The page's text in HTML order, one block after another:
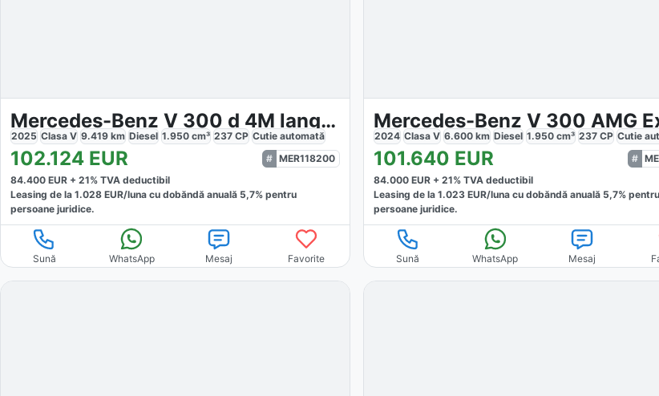
Mercedes-Benz V 300 d 4M lang AMG
2025 Clasa V 9.419 km Diesel 1.950 cm³ 237 CP Cutie automată
102.124 EUR
MER118200
84.400 EUR + 21% TVA deductibil
Leasing de la 1.028 EUR/luna cu dobăndă anuală 5,7% pentru
persoane juridice.
Sună WhatsApp Mesaj Favorite
2024 Clasa V 6.600 km Diesel 1.950 cm³ 237 CP Cutie
101.640 EUR
84.000 EUR +21% TVA deductibil
Leasing de la1.023 EUR/luna cu dobăndă anuală 5,7% pentru
persoane juridice.
Sună WhatsApp Mesaj